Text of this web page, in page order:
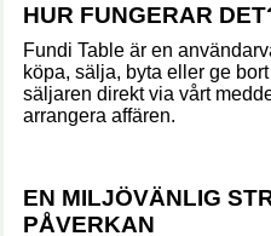
HUR FUNGERAR
Fundi Table är en
köpa, sälja, byta eller ge
säljaren direkt via vårt
arrangera affären.
EN MILJÖVÄNLIG
PÅVERKAN